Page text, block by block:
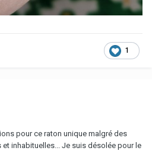
1
pour ce raton unique malgré des
inhabituelles... Je suis désolée pour le